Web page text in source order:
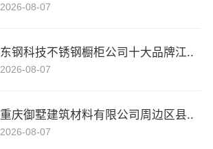
2026-08-07
东钢科技不锈钢橱柜公司十大品牌江..
2026-08-07
重庆御墅建筑材料有限公司周边区县..
2026-08-07